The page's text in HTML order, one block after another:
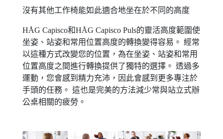
沒有其他工作椅能如此適合地坐在於不同的高度
HÅG Capisco和HÅG Capisco Puls的靈活高度範圍使
坐姿、站姿和常用位置高度的轉換變得容易。 經常
以這種方式改變您的位置，為在坐姿、站姿和常用
位置高度之間進行轉換提供了獨特的選擇。 透過多
運動，您會感到精力充沛，因此會感到更多專注於
手頭的任務。 這也是完美的方法減少常與站立式辦
公桌相關的疲勞。